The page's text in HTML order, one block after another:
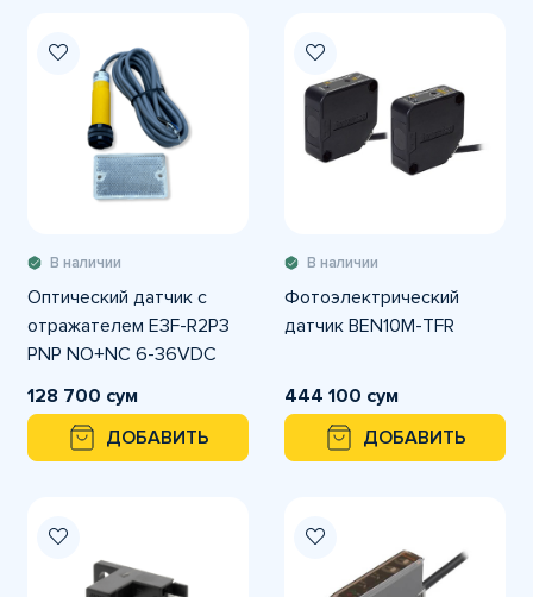
В наличии
Оптический датчик с
отражателем E3F-R2P3
PNP NO+NC 6-36VDC
128 700 сум
ДОБАВИТЬ
В наличии
Фотоэлектрический
датчик BEN10M-TFR
444 100 сум
ДОБАВИТЬ